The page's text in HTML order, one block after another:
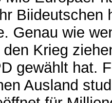
Biideutschen
Genau wie
Krieg
gewählt hat.
Ausland